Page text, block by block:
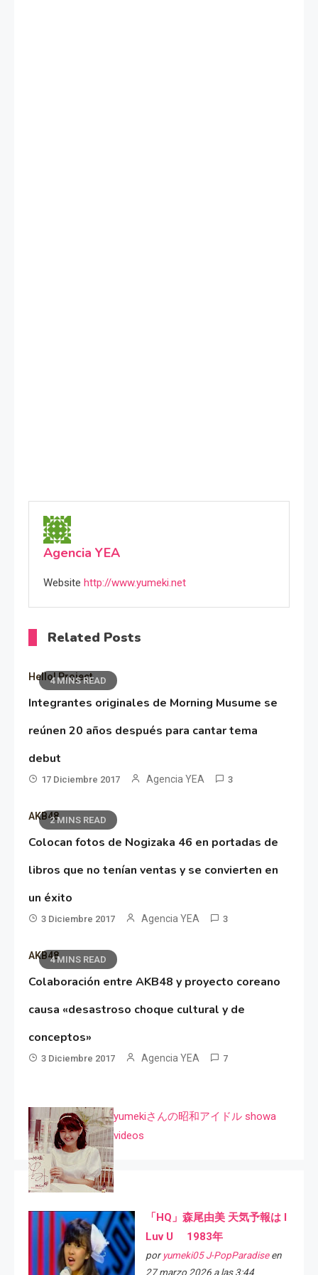
Agencia YEA
Website http://www.yumeki.net
Related Posts
4 MINS READ
Hello! Project
Integrantes originales de Morning Musume se
reúnen 20 años después para cantar tema
debut
17 Diciembre 2017 Agencia YEA 3
2 MINS READ
AKB48
Colocan fotos de Nogizaka 46 en portadas de
libros que no tenían ventas y se convierten en
un éxito
3 Diciembre 2017 Agencia YEA 3
4 MINS READ
AKB48
Colaboración entre AKB48 y proyecto coreano
causa «desastroso choque cultural y de
conceptos»
3 Diciembre 2017 Agencia YEA 7
yumekiさんの昭和アイドル showa
videos
「HQ」森尾由美 天気予報は I
Luv U 1983年
por yumeki05 J-PopParadiseen
27 marzo 2026 a las 3:44